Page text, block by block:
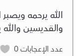
الله يرحمه ويصبر
والقديسين
عدد الإعجابات